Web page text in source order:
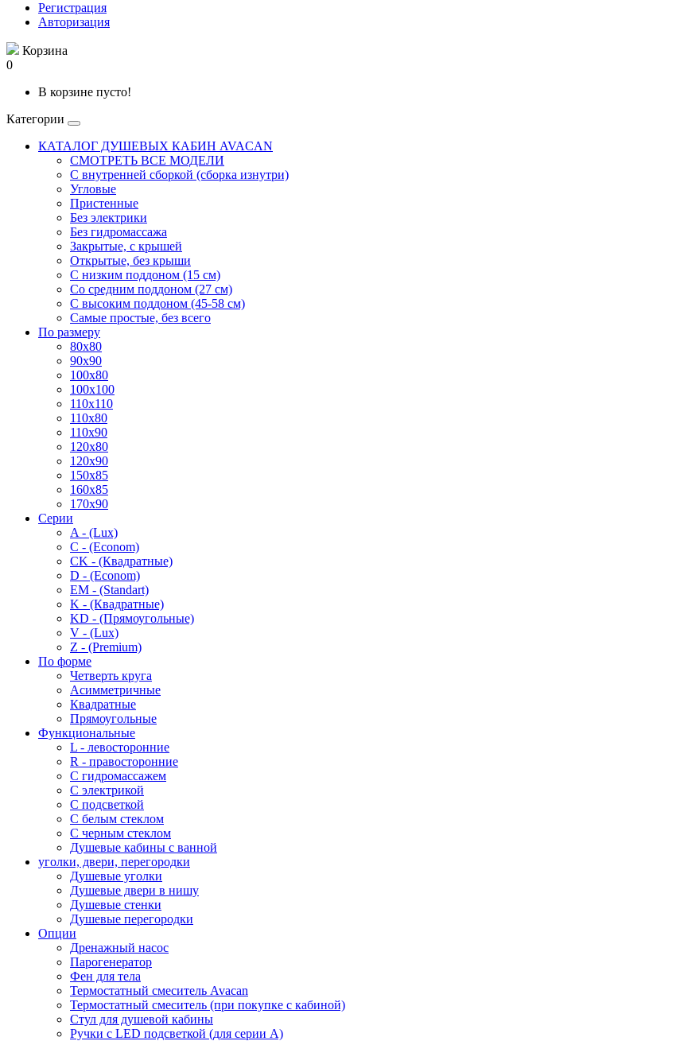
Регистрация
Авторизация
Корзина
0
В корзине пусто!
Категории
КАТАЛОГ ДУШЕВЫХ КАБИН AVACAN
СМОТРЕТЬ ВСЕ МОДЕЛИ
С внутренней сборкой (сборка изнутри)
Угловые
Пристенные
Без электрики
Без гидромассажа
Закрытые, с крышей
Открытые, без крыши
С низким поддоном (15 см)
Со средним поддоном (27 см)
С высоким поддоном (45-58 см)
Самые простые, без всего
По размеру
80x80
90x90
100x80
100x100
110x110
110x80
110x90
120x80
120x90
150x85
160x85
170x90
Серии
A - (Lux)
C - (Econom)
CK - (Квадратные)
D - (Econom)
EM - (Standart)
K - (Квадратные)
KD - (Прямоугольные)
V - (Lux)
Z - (Premium)
По форме
Четверть круга
Асимметричные
Квадратные
Прямоугольные
Функциональные
L - левосторонние
R - правосторонние
С гидромассажем
С электрикой
С подсветкой
С белым стеклом
С черным стеклом
Душевые кабины с ванной
уголки, двери, перегородки
Душевые уголки
Душевые двери в нишу
Душевые стенки
Душевые перегородки
Опции
Дренажный насос
Парогенератор
Фен для тела
Термостатный смеситель Avacan
Термостатный смеситель (при покупке с кабиной)
Стул для душевой кабины
Ручки с LED подсветкой (для серии A)